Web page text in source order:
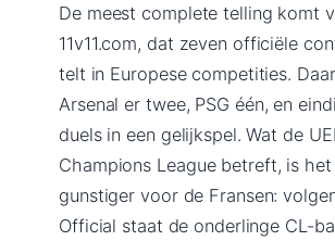
De meest complete telling komt
11v11.com, dat zeven officiële
telt in Europese competities.
Arsenal er twee, PSG één, en
duels in een gelijkspel. Wat de
Champions League betreft, is
gunstiger voor de Fransen:
Official staat de onderlinge CL-